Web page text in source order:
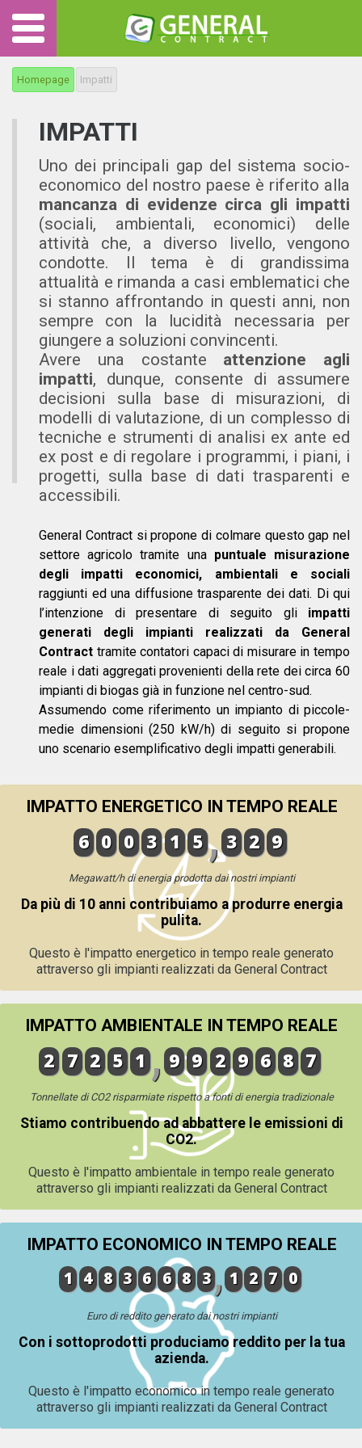
Homepage Impatti
IMPATTI
Uno dei principali gap del sistema socio-
economico del nostro paese è riferito alla
mancanza di evidenze circa gli impatti
(sociali, ambientali, economici) delle
attività che, a diverso livello, vengono
condotte. Il tema è di grandissima
attualità e rimanda a casi emblematici che
si stanno affrontando in questi anni, non
sempre con la lucidità necessaria per
giungere a soluzioni convincenti.
Avere una costante attenzione agli
impatti, dunque, consente di assumere
decisioni sulla base di misurazioni, di
modelli di valutazione, di un complesso di
tecniche e strumenti di analisi ex ante ed
ex post e di regolare i programmi, i piani, i
progetti, sulla base di dati trasparenti e
accessibili.
General Contract si propone di colmare questo gap nel
settore agricolo tramite una puntuale misurazione
degli impatti economici, ambientali e sociali
raggiunti ed una diffusione trasparente dei dati. Di qui
l’intenzione di presentare di seguito gli impatti
generati degli impianti realizzati da General
Contract tramite contatori capaci di misurare in tempo
reale i dati aggregati provenienti della rete dei circa 60
impianti di biogas già in funzione nel centro-sud.
Assumendo come riferimento un impianto di piccole-
medie dimensioni (250 kW/h) di seguito si propone
uno scenario esemplificativo degli impatti generabili.
IMPATTO ENERGETICO IN TEMPO REALE
6 0 0 3 1 5 3 2 9
Megawatt/h di energia prodotta dai nostri impianti
Da più di 10 anni contribuiamo a produrre energia
pulita.
Questo è l'impatto energetico in tempo reale generato
attraverso gli impianti realizzati da General Contract
IMPATTO AMBIENTALE IN TEMPO REALE
2 7 2 5 1 9 9 2 9 6 8 7
Tonnellate di CO2 risparmiate rispetto a fonti di energia tradizionale
Stiamo contribuendo ad abbattere le emissioni di
CO2.
Questo è l'impatto ambientale in tempo reale generato
attraverso gli impianti realizzati da General Contract
IMPATTO ECONOMICO IN TEMPO REALE
1 4 8 3 6 6 8 3 1 2 7 0
Euro di reddito generato dai nostri impianti
Con i sottoprodotti produciamo reddito per la tua
azienda.
Questo è l'impatto economico in tempo reale generato
attraverso gli impianti realizzati da General Contract